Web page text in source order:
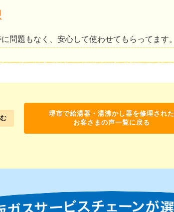
問題もなく、安心して使わせてもらってます。
堺市で給湯器・湯沸かし器を修理された
お客さまの声一覧に戻る